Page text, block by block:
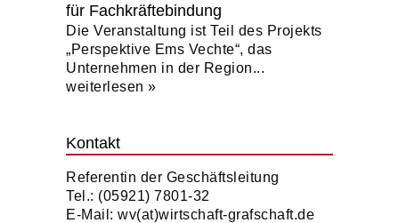
für Fachkräftebindung
Die Veranstaltung ist Teil des Projekts
„Perspektive Ems Vechte“, das
Unternehmen in der Region...
weiterlesen »
Kontakt
Referentin der Geschäftsleitung
Tel.: (05921) 7801-32
E-Mail: wv(at)wirtschaft-grafschaft.de